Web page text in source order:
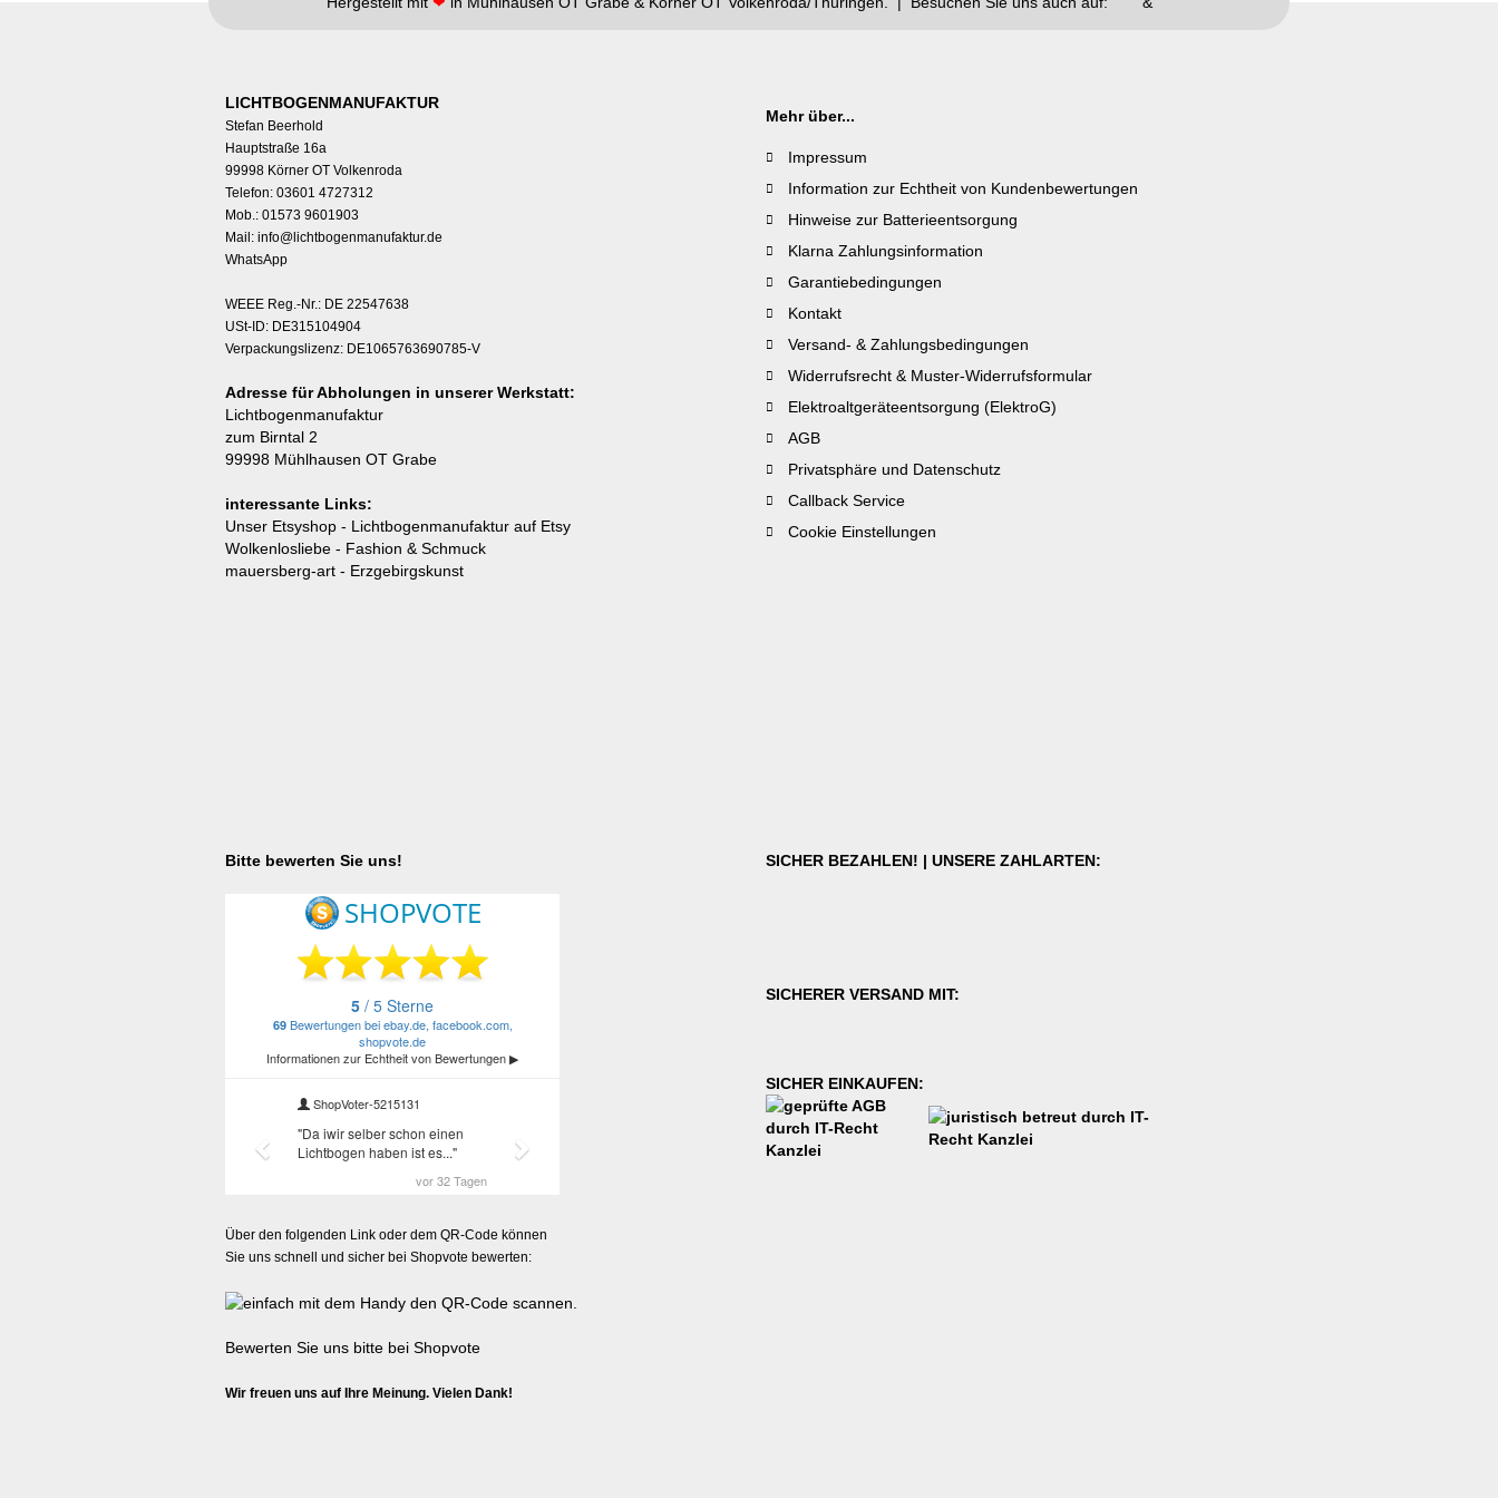
LICHTBOGENMANUFAKTUR
Stefan Beerhold
Hauptstraße 16a
99998 Körner OT Volkenroda
Telefon: 03601 4727312
Mob.: 01573 9601903
Mail: info@lichtbogenmanufaktur.de
WhatsApp
WEEE Reg.-Nr.: DE 22547638
USt-ID: DE315104904
Verpackungslizenz: DE1065763690785-V
Adresse für Abholungen in unserer Werkstatt:
Lichtbogenmanufaktur
zum Birntal 2
99998 Mühlhausen OT Grabe
interessante Links:
Unser Etsyshop - Lichtbogenmanufaktur auf Etsy
Wolkenlosliebe - Fashion & Schmuck
mauersberg-art - Erzgebirgskunst
Mehr über...
Impressum
Information zur Echtheit von Kundenbewertungen
Hinweise zur Batterieentsorgung
Klarna Zahlungsinformation
Garantiebedingungen
Kontakt
Versand- & Zahlungsbedingungen
Widerrufsrecht & Muster-Widerrufsformular
Elektroaltgeräteentsorgung (ElektroG)
AGB
Privatsphäre und Datenschutz
Callback Service
Cookie Einstellungen
Bitte bewerten Sie uns!
Über den folgenden Link oder dem QR-Code können
Sie uns schnell und sicher bei Shopvote bewerten:
Bewerten Sie uns bitte bei Shopvote
Wir freuen uns auf Ihre Meinung. Vielen Dank!
SICHER BEZAHLEN! | UNSERE ZAHLARTEN:
SICHERER VERSAND MIT:
SICHER EINKAUFEN: